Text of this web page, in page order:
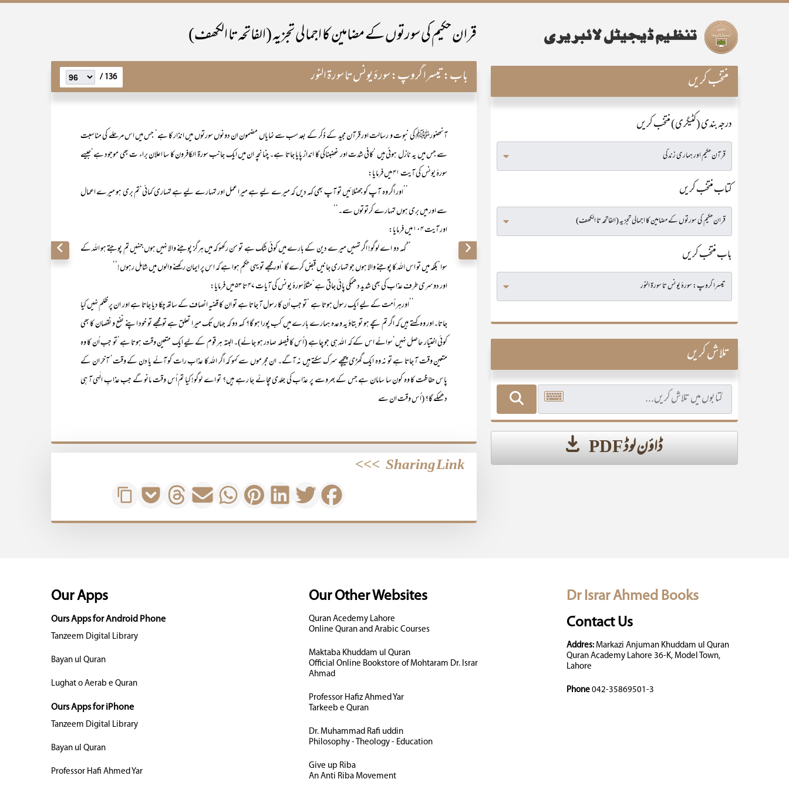
قران حکیم کی سورتوں کے مضامین کا اجمالی تجزیہ (الفاتحہ تا الکھف)
باب:تیسرا گروپ: سورۂ یونس تا سورۃ النور 136 /
آنحضورﷺ کی نبوت و رسالت اور قرآن مجید کے ذکر کے بعد سب سے نمایاں مضمون ان دونوں سورتوں میں انذار کا ہے‘ جس میں اس مرحلے کی مناسبت
سے جس میں یہ نازل ہوئی ہیں ‘کافی شدت اور غضبناکی کا انداز پایا جاتا ہے۔ چنانچہ ان میں ایک جانب سورۃ الکافرون کا سا اعلان براء ت بھی موجود ہے‘جیسے
سورۂ یونس کی آیت ۴۱ میں فرمایا:
’’اور اگر وہ آپ کو جھٹلائیں تو آپ بھی کہہ دیں کہ میرے لیے ہے میرا عمل اور تمہارے لیے ہے تمہاری کمائی‘تم بری ہو میرے اعمال
سے اور میں بری ہوں تمہارے کرتوتوں سے۔‘‘
اور آیت ۱۰۴ میں فرمایا:
’’کہہ دو اے لوگو! اگر تمہیں میرے دین کے بارے میں کوئی شک ہے تو سن رکھو کہ میں ہرگز پوجنے والا نہیں ہوں جنہیں تم پوجتے ہو اللہ کے
سوا‘بلکہ میں تو اس اللہ کا پوجنے والا ہوں جو تمہاری جانیں قبض کرے گا ‘اور مجھے تو یہی حکم ہوا ہے کہ اس پر ایمان رکھنے والوں میں شامل رہوں!‘‘
اور دوسری طرف عذاب کی بھی شدید دھمکی پائی جاتی ہے‘مثلاًسورۂ یونس کی آیات ۴۷ تا ۵۳ میں فرمایا:
’’اورہر اُمت کے لیے ایک رسول ہوتا ہے ‘تو جب اُن کا رسول آ جاتا ہے تو ان کا قضیہ انصاف کے ساتھ چکا دیا جاتا ہے اور ان پر ظلم نہیں کیا
جاتا۔اور وہ کہتے ہیں کہ اگر تم سچے ہو تو بتاؤ یہ وعدہ ہمارے بارے میں کب پورا ہو گا؟ کہہ دو کہ جہاں تک میرا تعلق ہے تو مجھے تو خود اپنے نفع و نقصان کا بھی
کوئی اختیار حاصل نہیں‘سوائے اس کے کہ اللہ ہی جو چاہے (اُس کا فیصلہ صادر ہو جائے)۔ البتہ ہر قوم کے لیے ایک متعین وقت ہوتا ہے‘تو جب اُن کا وہ
متعین وقت آ جاتا ہے تو نہ وہ ایک گھڑی پیچھے سرک سکتے ہیں نہ آگے۔ ان مجرموں سے کہو کہ اگر اللہ کا عذاب رات کو آئے یا دن کے وقت‘ آخر ان کے
پاس حفاظت کا وہ کون سا سامان ہے جس کے بھروسے پر عذاب کی جلدی مچائے جا رہے ہیں؟ تو اے لوگو! کیا تم اُس وقت مانو گے جب عذابِ الٰہی آ ہی
دھمکے گا؟ (اُس وقت ان سے
Sharing Link
>>>
منتخب کریں
درجہ بندی (کٹیگری) منتخب کریں
کتاب منتخب کریں
باب منتخب کریں
تلاش کریں
ڈاؤن لوڈ PDF
Dr Israr Ahmed Books
Contact Us
Addres:Markazi Anjuman Khuddam ul Quran
Quran Academy Lahore 36-K, Model Town,
Lahore
Phone 042-35869501-3
Our Other Websites
Quran Acedemy Lahore
Online Quran and Arabic Courses
Maktaba Khuddam ul Quran
Official Online Bookstore of Mohtaram Dr. Israr
Ahmad
Professor Hafiz Ahmed Yar
Tarkeeb e Quran
Dr. Muhammad Rafi uddin
Philosophy - Theology - Education
Give up Riba
An Anti Riba Movement
Our Apps
Ours Apps for Android Phone
Tanzeem Digital Library
Bayan ul Quran
Lughat o Aerab e Quran
Ours Apps for iPhone
Tanzeem Digital Library
Bayan ul Quran
Professor Hafi Ahmed Yar